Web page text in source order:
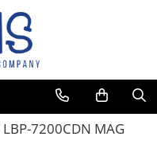
7200CDN MAG